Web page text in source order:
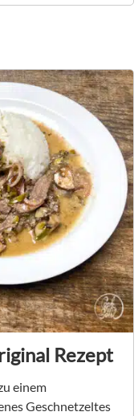
Rezept
einem
Geschnetzeltes